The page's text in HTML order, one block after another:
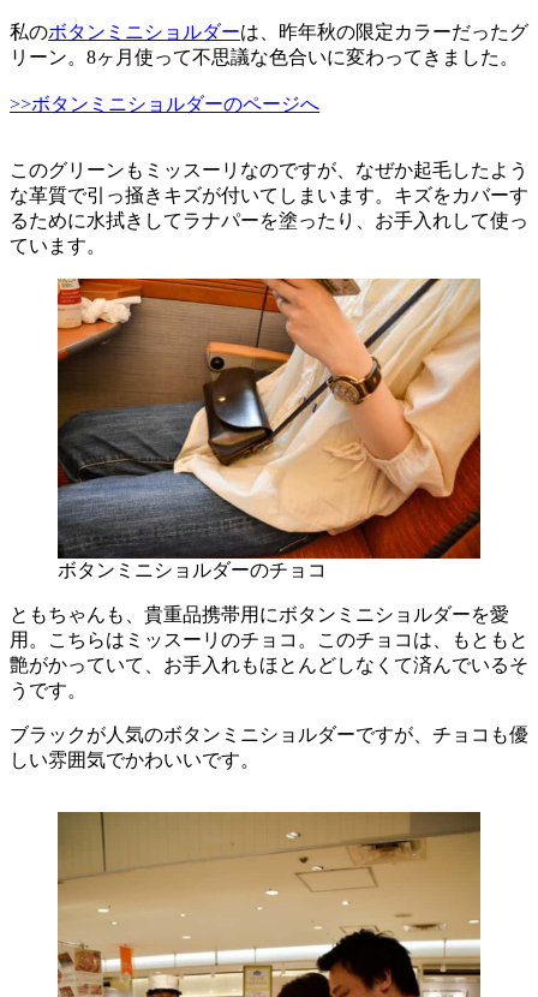
私のボタンミニショルダーは、昨年秋の限定カラーだったグ
リーン。8ヶ月使って不思議な色合いに変わってきました。
>>ボタンミニショルダーのページへ
このグリーンもミッスーリなのですが、なぜか起毛したよう
な革質で引っ掻きキズが付いてしまいます。キズをカバーす
るために水拭きしてラナパーを塗ったり、お手入れして使っ
ています。
ボタンミニショルダーのチョコ
ともちゃんも、貴重品携帯用にボタンミニショルダーを愛
用。こちらはミッスーリのチョコ。このチョコは、もともと
艶がかっていて、お手入れもほとんどしなくて済んでいるそ
うです。
ブラックが人気のボタンミニショルダーですが、チョコも優
しい雰囲気でかわいいです。